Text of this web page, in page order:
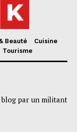
Beauté
Cuisine
Tourisme
blog par un militant